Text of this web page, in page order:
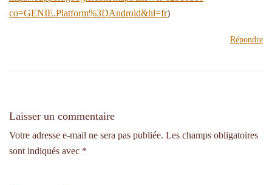
co=GENIE.Platform%3DAndroid&hl=fr)
Répondre
Laisser un commentaire
Votre adresse e-mail ne sera pas publiée. Les champs obligatoires
sont indiqués avec *